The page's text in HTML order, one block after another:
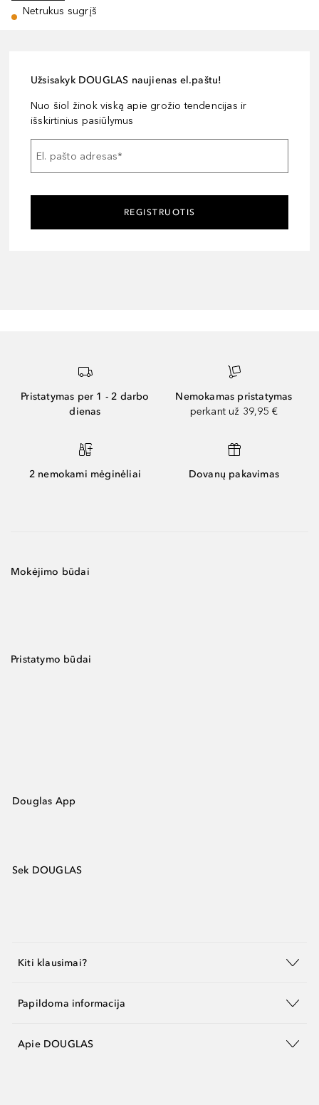
Netrukus sugrįš
Užsisakyk DOUGLAS naujienas el.paštu!
Nuo šiol žinok viską apie grožio tendencijas ir
išskirtinius pasiūlymus
El. pašto adresas*
REGISTRUOTIS
Pristatymas per 1 - 2 darbo
dienas
Nemokamas pristatymas
perkant už 39,95 €
2 nemokami mėginėliai Dovanų pakavimas
Mokėjimo būdai
Pristatymo būdai
Douglas App
Sek DOUGLAS
Kiti klausimai?
Papildoma informacija
Apie DOUGLAS